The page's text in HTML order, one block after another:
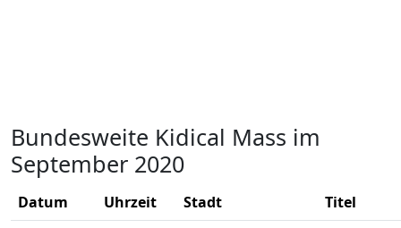
Bundesweite Kidical Mass im
September 2020
Datum Uhrzeit Stadt
Titel